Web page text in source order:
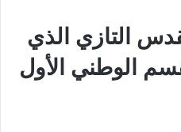
التازي الذي
الوطني الأول